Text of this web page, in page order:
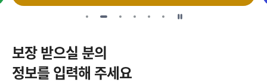
보장 받으실 분의
정보를 입력해 주세요